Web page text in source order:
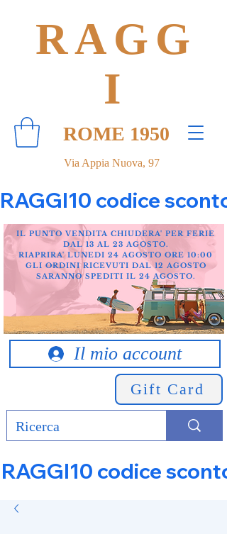
Via Appia Nuova, 97
RAGG
I
ROME 1950
RAGGI10 codice
Il mio account
Gift Card
IL PUNTO VENDITA CHIUDERA' PER FERIE
DAL 13 AL 23 AGOSTO.
RIAPRIRA' LUNEDI 24 AGOSTO ORE 10:00
GLI ORDINI RICEVUTI DAL 12 AGOSTO
SARANNO SPEDITI IL 24 AGOSTO.
RAGGI10 codice